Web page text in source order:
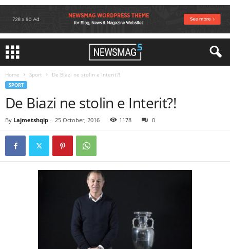
Home Sport De Biazi ne stolin e Interit?!
SPORT
De Biazi ne stolin e Interit?!
By Lajmetshqip - 25 October, 2016 1178 0